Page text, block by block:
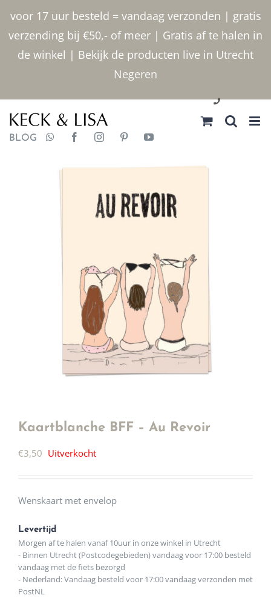
voor 17 uur besteld = vandaag verzonden | gratis
verzending bij €50,- of meer | Gratis af te halen in
de winkel | Bekijk de producten live in Utrecht
Negeren
inhoud
030 2400000
BLOG
Kaartblanche BFF – Au Revoir
€3,50 Uitverkocht
Wenskaart met envelop
Levertijd
Morgen af te halen vanaf 10uur in onze winkel in Utrecht
- Binnen Utrecht (Postcodegebieden) vandaag voor 17:00 besteld
vandaag met de fiets bezorgd
- Nederland: Vandaag besteld voor 17:00 vandaag verzonden met
PostNL